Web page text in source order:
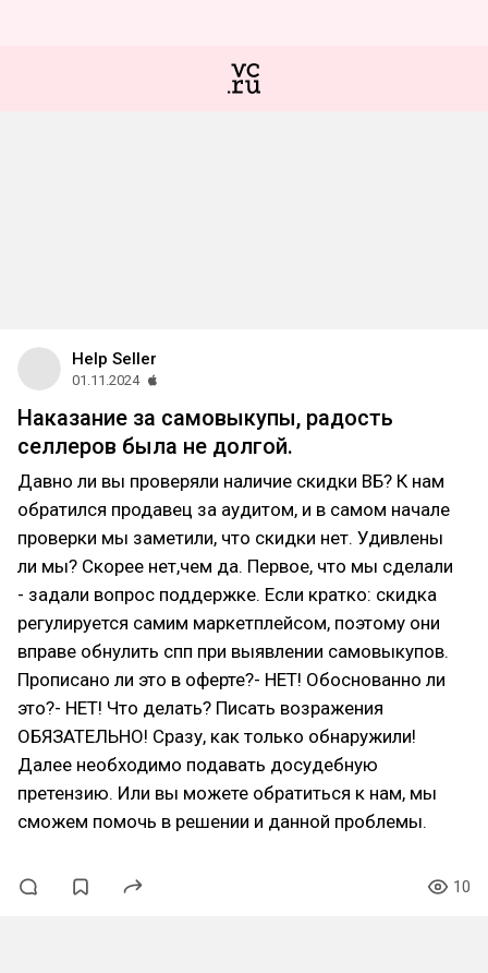
Help Seller
01.11.2024
Наказание за самовыкупы, радость
селлеров была не долгой.
Давно ли вы проверяли наличие скидки ВБ? К нам
обратился продавец за аудитом, и в самом начале
проверки мы заметили, что скидки нет. Удивлены
ли мы? Скорее нет,чем да. Первое, что мы сделали
- задали вопрос поддержке. Если кратко: скидка
регулируется самим маркетплейсом, поэтому они
вправе обнулить спп при выявлении самовыкупов.
Прописано ли это в оферте?- НЕТ! Обоснованно ли
это?- НЕТ! Что делать? Писать возражения
ОБЯЗАТЕЛЬНО! Сразу, как только обнаружили!
Далее необходимо подавать досудебную
претензию. Или вы можете обратиться к нам, мы
сможем помочь в решении и данной проблемы.
10